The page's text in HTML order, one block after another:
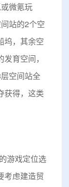
微氪玩
站的2个空
坞，其余空
育空间，
空间站全
获得，这类
游戏定位选
考虑建造贸